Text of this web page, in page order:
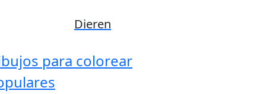
Disney
para colorear